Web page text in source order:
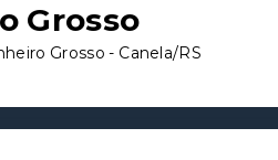
Grosso
Grosso - Canela/RS